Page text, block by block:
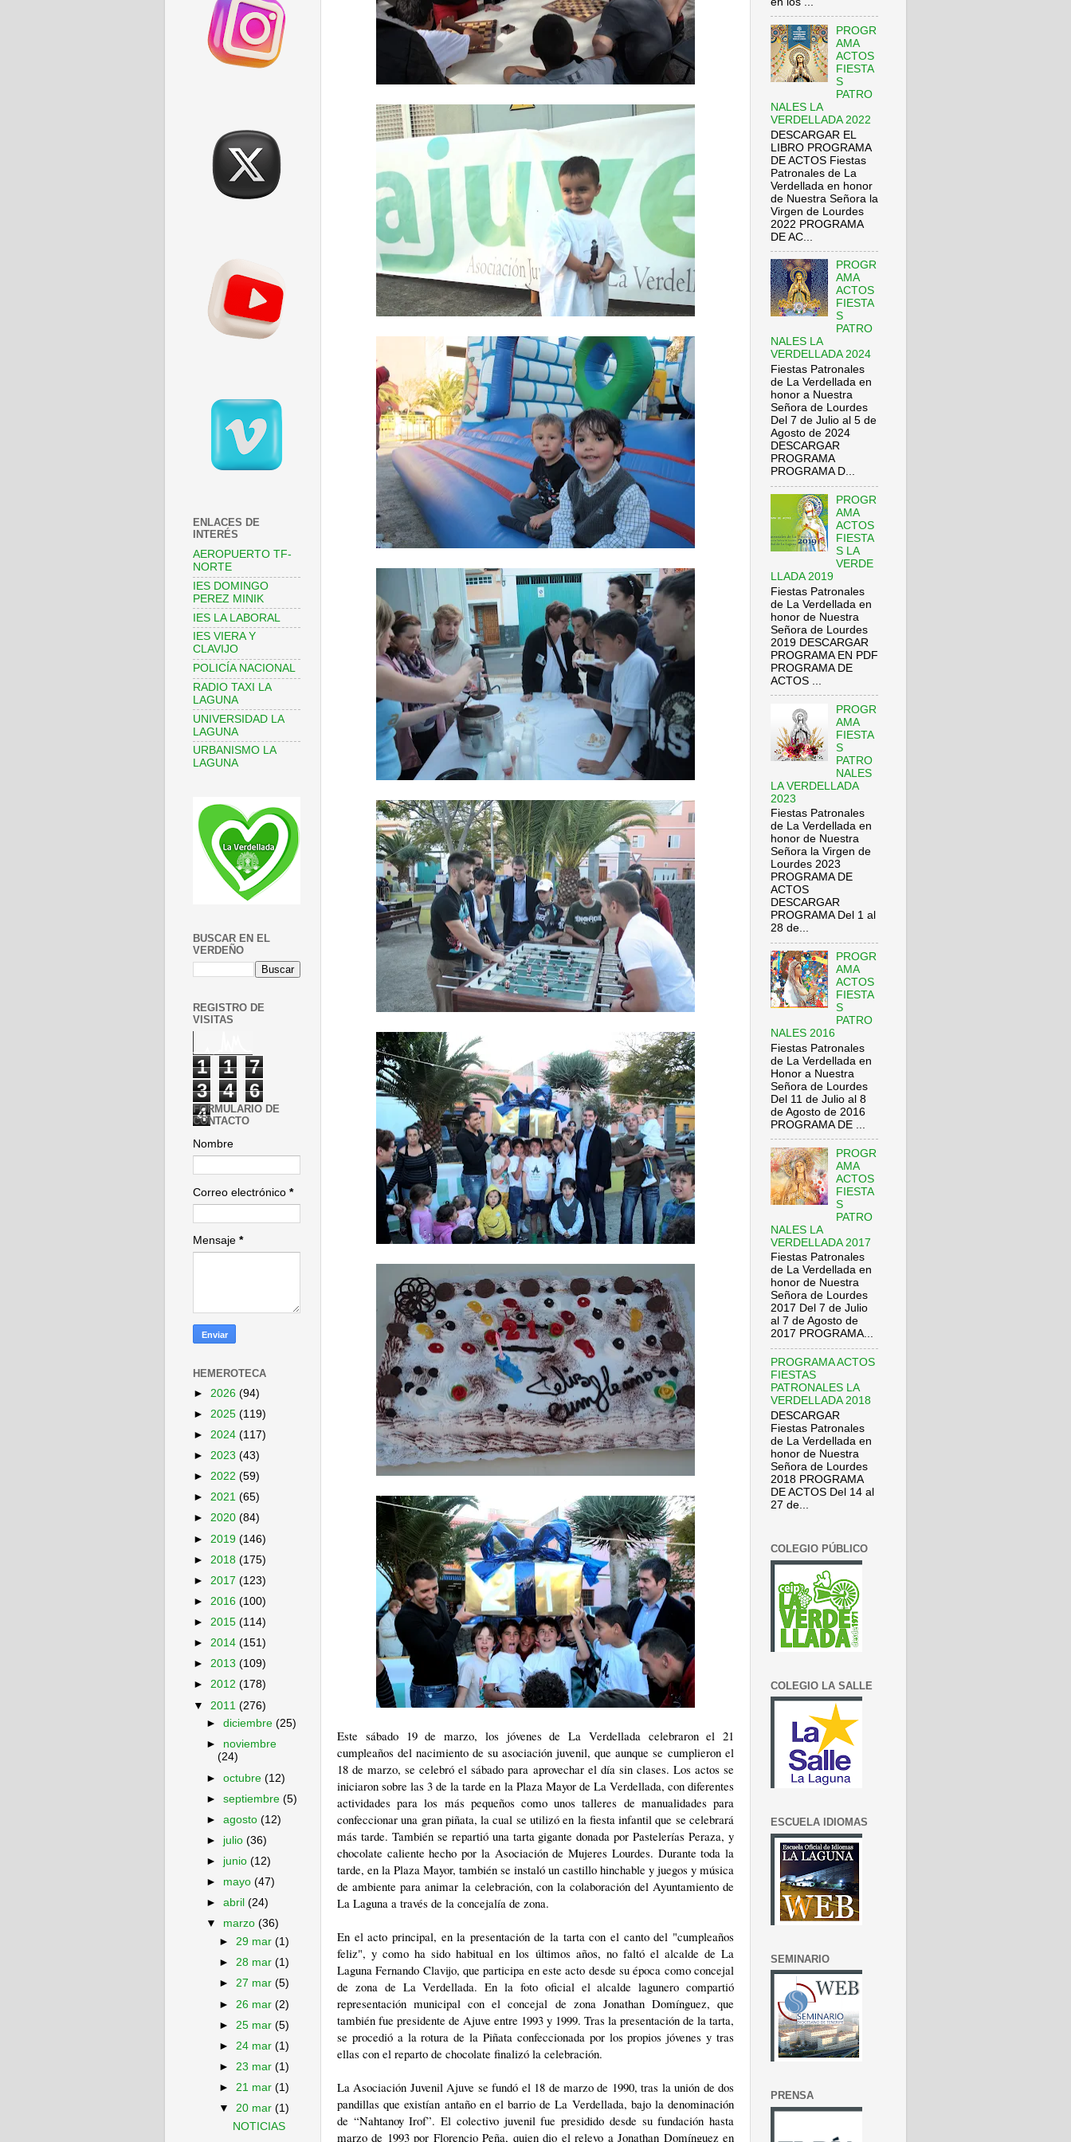
Este sábado 19 de marzo, los jóvenes de La Verdellada celebraron el 21
cumpleaños del nacimiento de su asociación juvenil, que aunque se cumplieron el
18 de marzo, se celebró el sábado para aprovechar el día sin clases. Los actos se
iniciaron sobre las 3 de la tarde en la Plaza Mayor de La Verdellada, con diferentes
actividades para los más pequeños como unos talleres de manualidades para
confeccionar una gran piñata, la cual se utilizó en la fiesta infantil que se celebrará
más tarde. También se repartió una tarta gigante donada por Pastelerías Peraza, y
chocolate caliente hecho por la Asociación de Mujeres Lourdes. Durante toda la
tarde, en la Plaza Mayor, también se instaló un castillo hinchable y juegos y música
de ambiente para animar la celebración, con la colaboración del Ayuntamiento de
La Laguna a través de la concejalía de zona.
En el acto principal, en la presentación de la tarta con el canto del "cumpleaños
feliz", y como ha sido habitual en los últimos años, no faltó el alcalde de La
Laguna Fernando Clavijo, que participa en este acto desde su época como concejal
de zona de La Verdellada. En la foto oficial el alcalde lagunero compartió
representación municipal con el concejal de zona Jonathan Domínguez, que
también fue presidente de Ajuve entre 1993 y 1999. Tras la presentación de la tarta,
se procedió a la rotura de la Piñata confeccionada por los propios jóvenes y tras
ellas con el reparto de chocolate finalizó la celebración.
La Asociación Juvenil Ajuve se fundó el 18 de marzo de 1990, tras la unión de dos
pandillas que existían antaño en el barrio de La Verdellada, bajo la denominación
de “Nahtanoy Irof”. El colectivo juvenil fue presidido desde su fundación hasta
marzo de 1993 por Florencio Peña, quien dio el relevo a Jonathan Domínguez en
ENLACES DE
INTERÉS
AEROPUERTO TF-
NORTE
IES DOMINGO
PEREZ MINIK
IES LA LABORAL
IES VIERA Y
CLAVIJO
POLICÍA NACIONAL
RADIO TAXI LA
LAGUNA
UNIVERSIDAD LA
LAGUNA
URBANISMO LA
LAGUNA
BUSCAR EN EL
VERDEÑO
REGISTRO DE
VISITAS
1 1
7
3
4
6
4
FORMULARIO DE
CONTACTO
Nombre
Correo electrónico *
Mensaje *
HEMEROTECA
► 2026 (94)
► 2025 (119)
► 2024 (117)
► 2023 (43)
► 2022 (59)
► 2021 (65)
► 2020 (84)
► 2019 (146)
► 2018 (175)
► 2017 (123)
► 2016 (100)
► 2015 (114)
► 2014 (151)
► 2013 (109)
► 2012 (178)
▼ 2011 (276)
►diciembre(25)
► noviembre
(24)
►octubre(12)
►septiembre(5)
►agosto(12)
► julio(36)
► junio(12)
► mayo(47)
►abril(24)
▼ marzo(36)
►29 mar(1)
►28 mar(1)
►27 mar(5)
► 26 mar(2)
► 25 mar(5)
► 24 mar(1)
► 23 mar(1)
►21 mar(1)
▼20 mar(1)
NOTICIAS
PROGR
AMA
ACTOS
FIESTA
S
PATRO
NALES LA
VERDELLADA 2022
DESCARGAR EL
LIBRO PROGRAMA
DE ACTOS Fiestas
Patronales de La
Verdellada en honor
de Nuestra Señora la
Virgen de Lourdes
2022 PROGRAMA
DE AC...
PROGR
AMA
ACTOS
FIESTA
S
PATRO
NALES LA
VERDELLADA 2024
Fiestas Patronales
de La Verdellada en
honor a Nuestra
Señora de Lourdes
Del 7 de Julio al 5 de
Agosto de 2024
DESCARGAR
PROGRAMA
PROGRAMA D...
PROGR
AMA
ACTOS
FIESTA
S LA
VERDE
LLADA 2019
Fiestas Patronales
de La Verdellada en
honor de Nuestra
Señora de Lourdes
2019 DESCARGAR
PROGRAMA EN PDF
PROGRAMA DE
ACTOS ...
PROGR
AMA
FIESTA
S
PATRO
NALES
LA VERDELLADA
2023
Fiestas Patronales
de La Verdellada en
honor de Nuestra
Señora la Virgen de
Lourdes 2023
PROGRAMA DE
ACTOS
DESCARGAR
PROGRAMA Del 1 al
28 de...
PROGR
AMA
ACTOS
FIESTA
S
PATRO
NALES 2016
Fiestas Patronales
de La Verdellada en
Honor a Nuestra
Señora de Lourdes
Del 11 de Julio al 8
de Agosto de 2016
PROGRAMA DE ...
PROGR
AMA
ACTOS
FIESTA
S
PATRO
NALES LA
VERDELLADA 2017
Fiestas Patronales
de La Verdellada en
honor de Nuestra
Señora de Lourdes
2017 Del 7 de Julio
al 7 de Agosto de
2017 PROGRAMA...
PROGRAMA ACTOS
FIESTAS
PATRONALES LA
VERDELLADA 2018
DESCARGAR
Fiestas Patronales
de La Verdellada en
honor de Nuestra
Señora de Lourdes
2018 PROGRAMA
DE ACTOS Del 14 al
27 de...
COLEGIO PÚBLICO
COLEGIO LA SALLE
ESCUELA IDIOMAS
SEMINARIO
PRENSA